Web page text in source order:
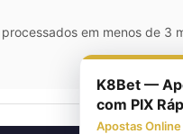
em menos de 3
K8Bet —
com PIX
Apostas